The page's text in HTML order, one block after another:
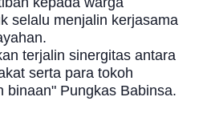
selalu menjalin kerjasama
terjalin sinergitas antara
serta para tokoh
binaan" Pungkas Babinsa.